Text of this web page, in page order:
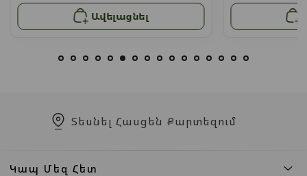
Ավելացնել
Տեսնել Հասցեն Քարտեզում
Կապ Մեզ Հետ